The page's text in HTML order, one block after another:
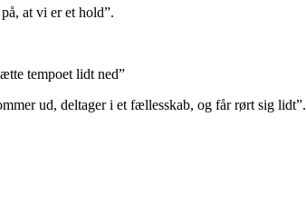
at vi er et hold”.
tempoet lidt ned”
ud, deltager i et fællesskab, og får rørt sig lidt”.